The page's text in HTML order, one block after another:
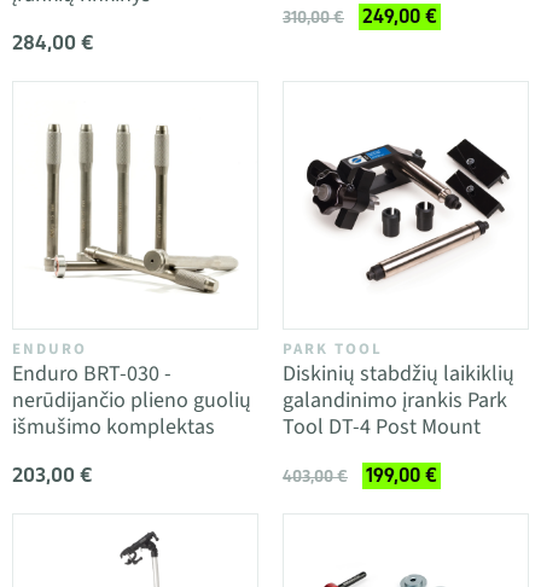
284,00 €
310,00 € 249,00 €
ENDURO
Enduro BRT-030 -
nerūdijančio plieno guolių
išmušimo komplektas
203,00 €
PARK TOOL
Diskinių stabdžių laikiklių
galandinimo įrankis Park
Tool DT-4 Post Mount
403,00 € 199,00 €